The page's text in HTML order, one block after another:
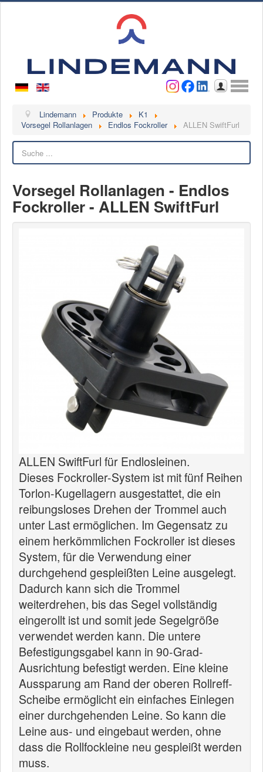
Benutzername
Lindemann
Ansprechpartner
Videos
Kontakt
Ansprechpartner
Produkte
Produkte
Neuheiten
Katalogcenter
Kataloge bestellen
MyLindemann
Jobs
Segeltuch
Lindemann Produkte
K1
Vorsegel Rollanlagen
Endlos Fockroller
ALLEN SwiftFurl
Vorsegel Rollanlagen - Endlos
Fockroller - ALLEN SwiftFurl
ALLEN SwiftFurl für Endlosleinen.
Dieses Fockroller-System ist mit fünf Reihen
Torlon-Kugellagern ausgestattet, die ein
reibungsloses Drehen der Trommel auch
unter Last ermöglichen. Im Gegensatz zu
einem herkömmlichen Fockroller ist dieses
System, für die Verwendung einer
durchgehend gespleißten Leine ausgelegt.
Dadurch kann sich die Trommel
weiterdrehen, bis das Segel vollständig
eingerollt ist und somit jede Segelgröße
verwendet werden kann. Die untere
Befestigungsgabel kann in 90-Grad-
Ausrichtung befestigt werden. Eine kleine
Aussparung am Rand der oberen Rollreff-
Scheibe ermöglicht ein einfaches Einlegen
einer durchgehenden Leine. So kann die
Leine aus- und eingebaut werden, ohne
dass die Rollfockleine neu gespleißt werden
muss.